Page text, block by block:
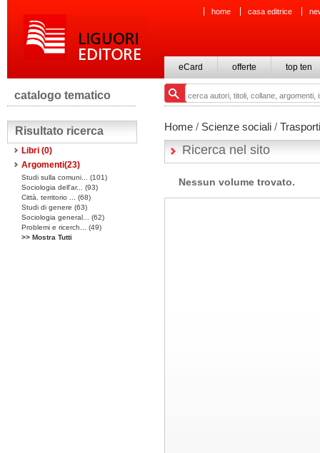
home casa editrice
eCard offerte top ten
catalogo tematico
Risultato ricerca
Libri (0)
Argomenti(23)
Studi sulla comuni... (101)
Sociologia dell'ar... (93)
Città, territorio ... (68)
Studi di genere (63)
Sociologia general... (62)
Problemi e ricerch... (49)
>> Mostra Tutti
Home / Scienze sociali / Trasporti
Ricerca nel sito
Nessun volume trovato.